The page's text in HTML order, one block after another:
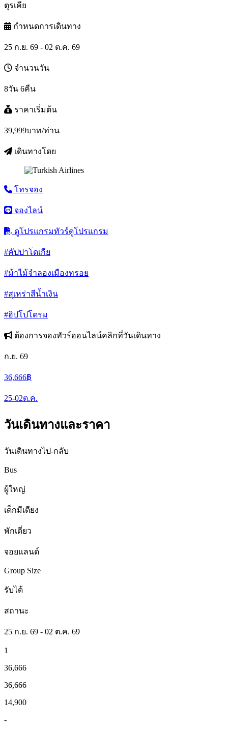
ตุรเคีย
กำหนดการเดินทาง
25 ก.ย. 69 - 02 ต.ค. 69
จำนวนวัน
8วัน 6คืน
ราคาเริ่มต้น
39,999บาท/ท่าน
เดินทางโดย
โทรจอง
จองไลน์
ดูโปรแกรมทัวร์ดูโปรแกรม
#คัปปาโดเกีย
#ม้าไม้จำลองเมืองทรอย
#สุเหร่าสีน้ำเงิน
#ฮิปโปโดรม
ต้องการจองทัวร์ออนไลน์คลิกที่วันเดินทาง
ก.ย. 69
36,666฿
25-02ต.ค.
วันเดินทางและราคา
วันเดินทางไป-กลับ
Bus
ผู้ใหญ่
เด็กมีเตียง
พักเดี่ยว
จอยแลนด์
Group Size
รับได้
สถานะ
25 ก.ย. 69 - 02 ต.ค. 69
1
36,666
36,666
14,900
-